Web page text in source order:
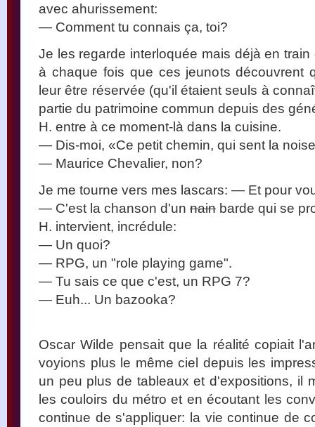
avec ahurissement:
— Comment tu connais ça, toi?
Je les regarde interloquée mais déjà en
à chaque fois que ces jeunots découvrent
leur être réservée (qu'il étaient seuls à
partie du patrimoine commun depuis des
H. entre à ce moment-là dans la cuisine.
— Dis-moi, «Ce petit chemin, qui sent la
— Maurice Chevalier, non?
Je me tourne vers mes lascars: — Et pour
— C'est la chanson d'un nain barde qui se
H. intervient, incrédule:
— Un quoi?
— RPG, un "role playing game".
— Tu sais ce que c'est, un RPG 7?
— Euh... Un bazooka?
Oscar Wilde pensait que la réalité copiait
voyions plus le même ciel depuis les
un peu plus de tableaux et d'expositions, il
les couloirs du métro et en écoutant les
continue de s'appliquer: la vie continue de